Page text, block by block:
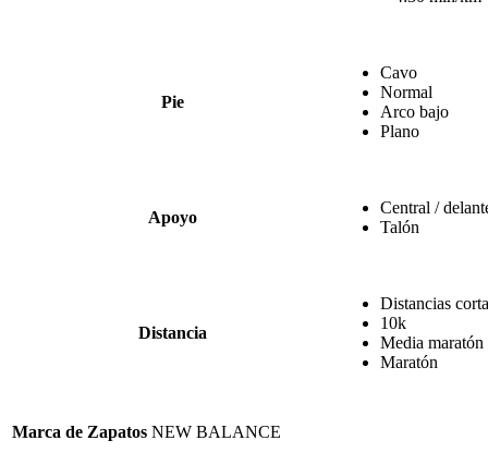
Pie
Cavo
Normal
Arco bajo
Plano
Apoyo
Central /
Talón
Distancia
Distancias
10k
Media maratón
Maratón
Marca de Zapatos NEW BALANCE